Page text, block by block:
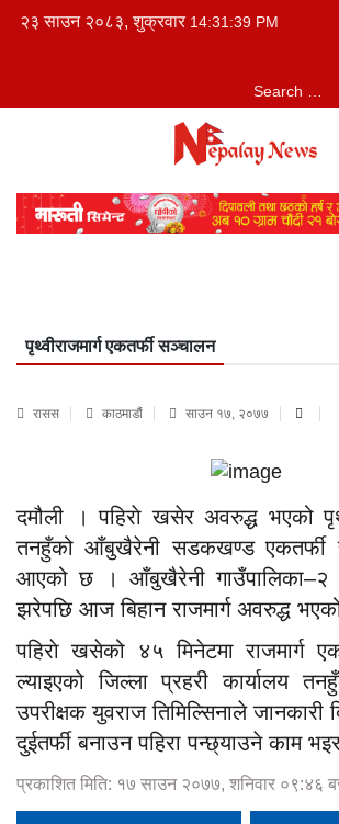
२३ साउन २०८३, शुक्रवार 14:31:39 PM
पृथ्वीराजमार्ग एकतर्फी सञ्चालन
रासस काठमाडौं साउन १७, २०७७
दमौली । पहिराे खसेर अवरुद्ध भएको
तनहुँको आँबुखैरेनी सडकखण्ड एकतर्फी
आएको छ । आँबुखैरेनी गाउँपालिका–२
झरेपछि आज बिहान राजमार्ग अवरुद्ध
पहिराे खसेको ४५ मिनेटमा राजमार्ग
ल्याइएको जिल्ला प्रहरी कार्यालय
उपरीक्षक युवराज तिमिल्सिनाले जानकारी
दुईतर्फी बनाउन पहिरा पन्छ्याउने काम
प्रकाशित मिति: १७ साउन २०७७, शनिवार ०९:४६